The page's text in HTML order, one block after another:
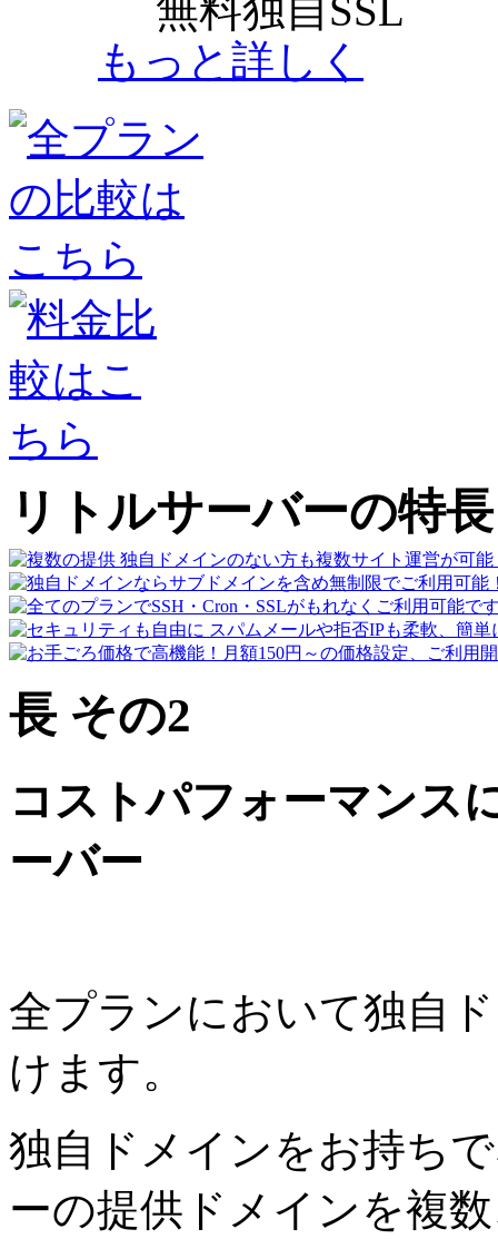
無料独自SSL
もっと詳しく
リトルサーバーの特長
長 その2
コストパフォーマンス
ーバー
全プランにおいて独自
けます。
独自ドメインをお持ち
ーの提供ドメインを複